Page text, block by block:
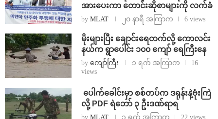
အားပေးကာ တောင်းဆိုစာများကို လက်ခံ
by MLAT ၂၀ နာရီ အကြာက 6 views
⁨မိုးများပြီး ချောင်းရေတက်လို့ ကောလင်း
နယ်က ရွာပေါင်း ၁၀၀ ကျော် ရေကြီးနေ
by ကျော်ကြီး ၁ ရက် အကြာက
16
views
⁩ ⁨ပေါက်ခေါင်းမှာ စစ်တပ်က ဒရုန်းနဲ့ဗုံးကြဲ
လို့ PDF ရဲဘော် ၃ ဦးဒဏ်ရာရ
by MLAT ၁ ရက် အကြာက 22 views